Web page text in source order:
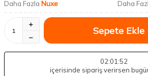
Daha Fazla Nuxe Daha
Sepete Ekle
02:01:51
içerisinde sipariş verirsen